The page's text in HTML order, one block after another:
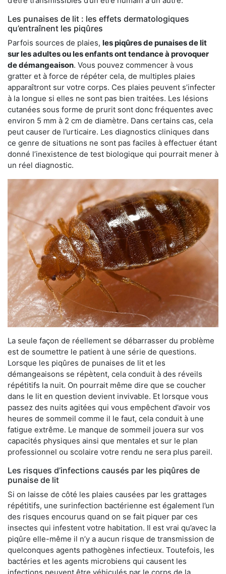
Les punaises de lit : les effets dermatologiques
qu’entraînent les piqûres
Parfois sources de plaies, les piqûres de punaises de lit
sur les adultes ou les enfants ont tendance à provoquer
de démangeaison. Vous pouvez commencer à vous
gratter et à force de répéter cela, de multiples plaies
apparaîtront sur votre corps. Ces plaies peuvent s’infecter
à la longue si elles ne sont pas bien traitées. Les lésions
cutanées sous forme de prurit sont donc fréquentes avec
environ 5 mm à 2 cm de diamètre. Dans certains cas, cela
peut causer de l’urticaire. Les diagnostics cliniques dans
ce genre de situations ne sont pas faciles à effectuer étant
donné l’inexistence de test biologique qui pourrait mener à
un réel diagnostic.
La seule façon de réellement se débarrasser du problème
est de soumettre le patient à une série de questions.
Lorsque les piqûres de punaises de lit et les
démangeaisons se répètent, cela conduit à des réveils
répétitifs la nuit. On pourrait même dire que se coucher
dans le lit en question devient invivable. Et lorsque vous
passez des nuits agitées qui vous empêchent d’avoir vos
heures de sommeil comme il le faut, cela conduit à une
fatigue extrême. Le manque de sommeil jouera sur vos
capacités physiques ainsi que mentales et sur le plan
professionnel ou scolaire votre rendu ne sera plus pareil.
Les risques d’infections causés par les piqûres de
punaise de lit
Si on laisse de côté les plaies causées par les grattages
répétitifs, une surinfection bactérienne est également l’un
des risques encourus quand on se fait piquer par ces
insectes qui infestent votre habitation. Il est vrai qu’avec la
piqûre elle-même il n’y a aucun risque de transmission de
quelconques agents pathogènes infectieux. Toutefois, les
bactéries et les agents microbiens qui causent les